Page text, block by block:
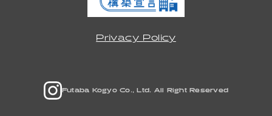
Privacy Policy
Futaba Kogyo Co., Ltd. All Right Reserved